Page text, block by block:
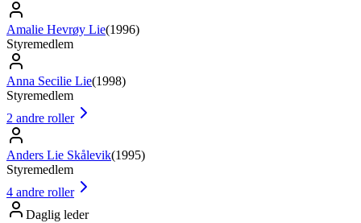
Amalie Hevrøy Lie(1996)
Styremedlem
Anna Secilie Lie(1998)
Styremedlem
2 andre roller
Anders Lie Skålevik(1995)
Styremedlem
4 andre roller
Daglig leder